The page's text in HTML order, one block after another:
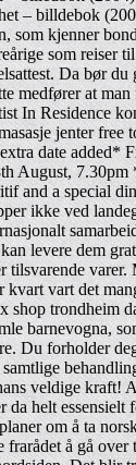
– billdebok
som kjenner
som reiser
Da bør
medfører at man
In Residence
jenter free
date added*
August,
and a special
ikke ved
levere dem
tilsvarende varer.
vart det
shop trondheim
barnevogna,
Du forholder
veldige kraft!
da helt essensielt
om å ta
å gå over